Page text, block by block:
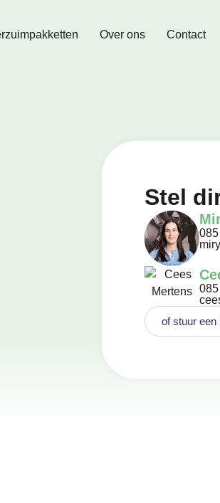
Over ons Contact
Stel
of stuur een